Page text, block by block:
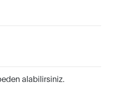
alabilirsiniz.